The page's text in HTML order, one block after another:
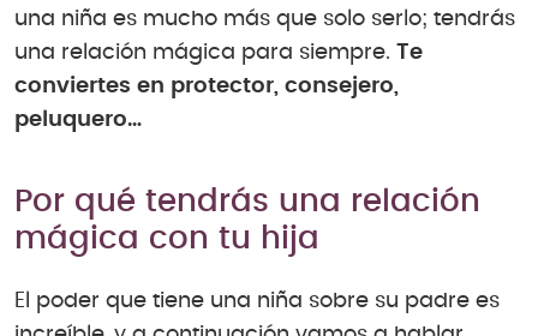
una niña es mucho más que solo serlo; tendrás
una relación mágica para siempre. Te
conviertes en protector, consejero,
peluquero…
Por qué tendrás una relación
mágica con tu hija
El poder que tiene una niña sobre su padre es